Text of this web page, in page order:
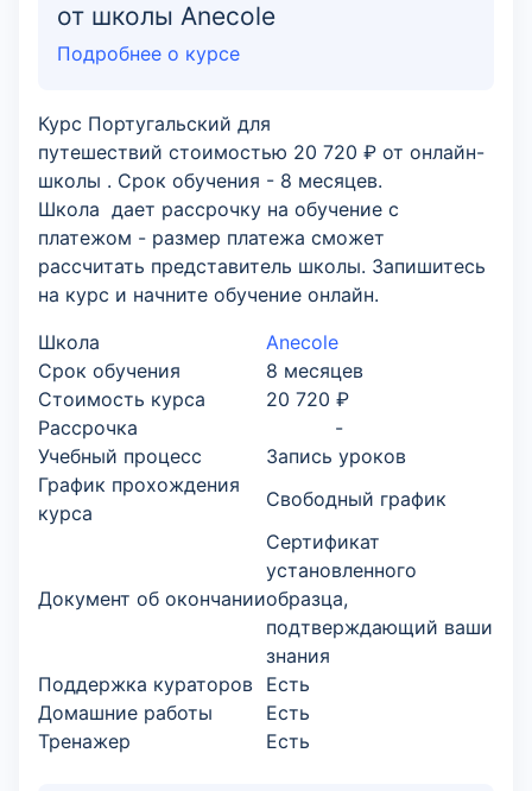
от школы Anecole
Подробнее о курсе
Курс Португальский для
путешествий стоимостью 20 720 ₽ от онлайн-
школы . Срок обучения - 8 месяцев.
Школа дает рассрочку на обучение с
платежом - размер платежа сможет
рассчитать представитель школы. Запишитесь
на курс и начните обучение онлайн.
Школа
Anecole
Срок обучения
8 месяцев
Стоимость курса
20 720 ₽
Рассрочка
-
Учебный процесс
Запись уроков
График прохождения
курса
Свободный график
Документ об окончании
Сертификат
установленного
образца,
подтверждающий ваши
знания
Поддержка кураторов Есть
Домашние работы
Есть
Тренажер
Есть